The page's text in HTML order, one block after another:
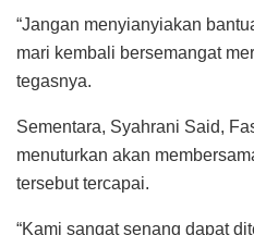
“Jangan menyianyiakan
mari kembali bersemangat
tegasnya.
Sementara, Syahrani Said,
menuturkan akan
tersebut tercapai.
“Kami sangat senang dapat